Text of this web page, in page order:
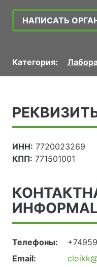
НАПИСАТЬ
Категория:
ИНН: 7720023269
КПП: 771501001
Телефоны:
Email: